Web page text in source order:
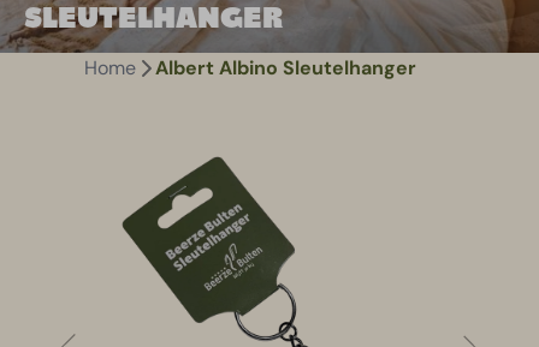
SLEUTELHANGER
Home Albert Albino Sleutelhanger